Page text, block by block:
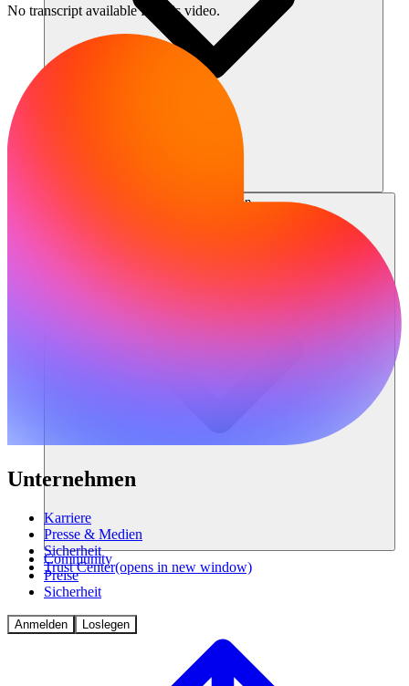
Ressourcen
Community
Preise
Sicherheit
Anmelden Loslegen
No transcript available for this video.
Unternehmen
Karriere
Presse & Medien
Sicherheit
Trust Center(opens in new window)